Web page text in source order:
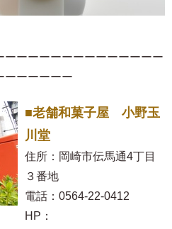
ーーーーーーーーーーーーー
ーーーーーー
■老舗和菓子屋 小野玉
川堂
住所：岡崎市伝馬通4丁目
３番地
電話：0564-22-0412
HP：